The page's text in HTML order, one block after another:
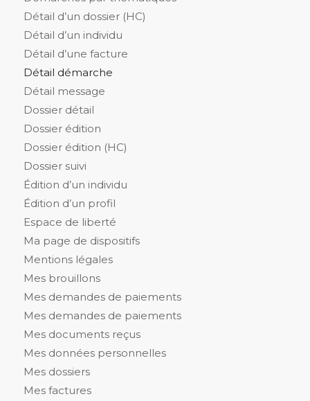
Détail d’un dossier (HC)
Détail d’un individu
Détail d’une facture
Détail démarche
Détail message
Dossier détail
Dossier édition
Dossier édition (HC)
Dossier suivi
Édition d’un individu
Édition d’un profil
Espace de liberté
Ma page de dispositifs
Mentions légales
Mes brouillons
Mes demandes de paiements
Mes demandes de paiements
Mes documents reçus
Mes données personnelles
Mes dossiers
Mes factures